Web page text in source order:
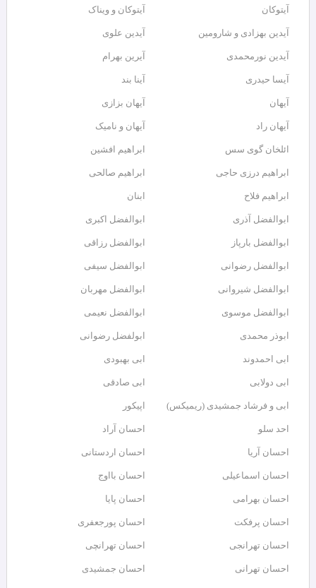
آیتوکان آیتوکان و ویناک
آیدین بهزادی و شارومین آیدین علوی
آیدین نورمحمدی آیرین بهرام
آیسا حیدری آینا بند
آیهان آیهان بزازی
آیهان راد آیهان و نامیک
ائلخان گوی سس ابراهیم افشین
ابراهیم درزی حاجی ابراهیم صالحی
ابراهیم فلاح ابنان
ابوالفضل آذری ابوالفضل اکبری
ابوالفضل بارپاز ابوالفضل رزاقی
ابوالفضل رضوانی ابوالفضل سیفی
ابوالفضل شیروانی ابوالفضل مهربان
ابوالفضل موسوی ابوالفضل نعیمی
ابوذر محمدی ابولفضل رضوانی
ابی احمدوند ابی بهبودی
ابی دولابی ابی صادقی
ابی و فرشاد جمشیدی (ریمیکس) اپیکور
احد سلو احسان آراد
احسان آریا احسان اردستانی
احسان اسماعیلی احسان بااوج
احسان بهرامی احسان پایا
احسان پرفکت احسان پورجعفری
احسان تهرانجی احسان تهرانچی
احسان تهرانی احسان جمشیدی